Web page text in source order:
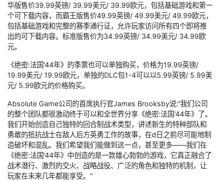
华版售价39.99英镑/ 39.99美元/ 39.99欧元，包括基础游戏和第一
个可下载内容，而霸王版售价49.99英镑/ 49.99美元/ 49.99欧元，
包括基础游戏和完整的赛季通行证，允许玩家访问所有四个即将推
出的可下载内容。标准版售价为34.99英镑/ 34.99美元/ 34.99欧
元。
《绝密:法国‘44年》的季票也可以单独购买，价格为19.99英镑/
19.99美元/ 19.99欧元，单独的DLC包1-4可以以5.99英镑/ 5.99美
元/ 5.99欧元的价格购买。
Absolute Game公司的首席执行官James Brooksby说:“我们公司
的整个团队都很激动终于可以和全世界分享《绝密:法国‘44年》了。
我们开始创造自己独特的回合制战术类型，讲述新生的特种部队和
勇敢的抵抗战士在敌人后方英勇工作的故事，在d日之前尽可能地制
造破坏和混乱。我们希望我们能做到这一点，甚至更多——我们在
《绝密:法国‘44年》中创造的是一款雄心勃勃的游戏，它真正融合了
战术潜行、激烈的交火、战略战役、广泛的角色和独特的机制，让
玩家在未来几年都能享受。”